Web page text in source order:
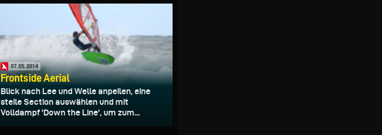
07.05.2014
Frontside Aerial
Blick nach Lee und Welle anpeilen, eine
steile Section auswählen und mit
Volldampf 'Down the Line', um zum...